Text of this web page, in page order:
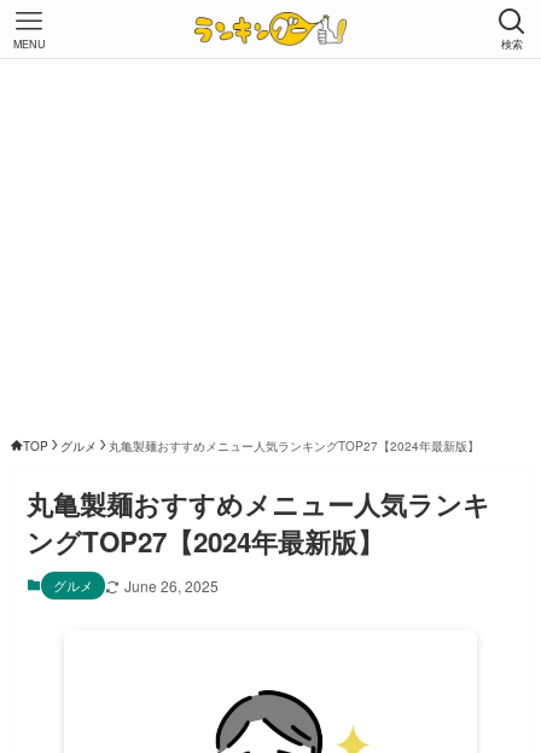
検索
MENU
TOP グルメ 丸亀製麺おすすめメニュー人気ランキングTOP27【2024年最新版】
丸亀製麺おすすめメニュー人気ランキ
ングTOP27【2024年最新版】
グルメ June 26, 2025